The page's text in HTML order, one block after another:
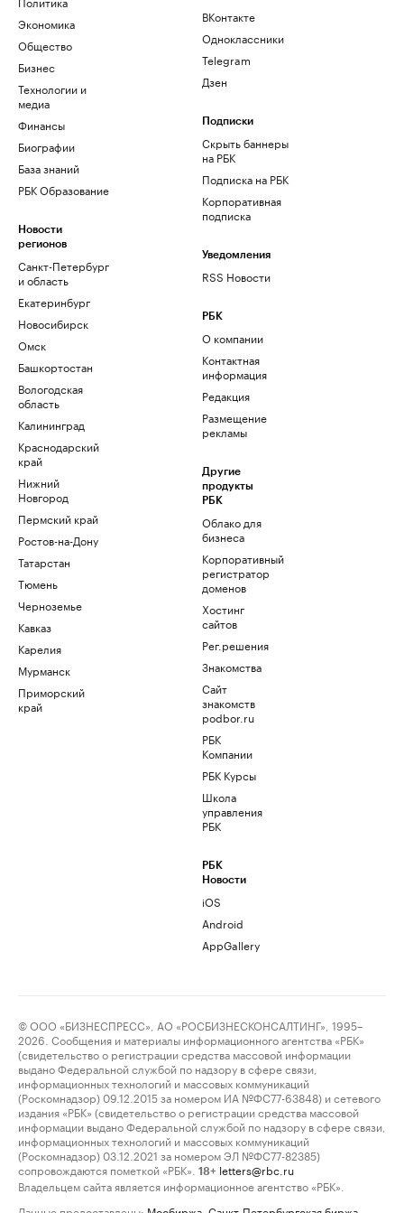
Экономика
Общество
Бизнес
Технологии и
медиа
Финансы
Биографии
База знаний
РБК Образование
Новости
регионов
Санкт-Петербург
и область
Екатеринбург
Новосибирск
Омск
Башкортостан
Вологодская
область
Калининград
Краснодарский
край
Нижний
Новгород
Пермский край
Ростов-на-Дону
Татарстан
Тюмень
Черноземье
Кавказ
Карелия
Мурманск
Приморский
край
ВКонтакте
Одноклассники
Telegram
Дзен
Подписки
Скрыть баннеры
на РБК
Подписка на РБК
Корпоративная
подписка
Уведомления
RSS Новости
РБК
О компании
Контактная
информация
Редакция
Размещение
рекламы
Другие
продукты
РБК
Облако для
бизнеса
Корпоративный
регистратор
доменов
Хостинг
сайтов
Рег.решения
Знакомства
Сайт
знакомств
podbor.ru
РБК
Компании
РБК Курсы
Школа
управления
РБК
РБК
Новости
iOS
Android
AppGallery
© ООО «БИЗНЕСПРЕСС», АО «РОСБИЗНЕСКОНСАЛТИНГ», 1995–
2026. Сообщения и материалы информационного агентства «РБК»
(свидетельство о регистрации средства массовой информации
выдано Федеральной службой по надзору в сфере связи,
информационных технологий и массовых коммуникаций
(Роскомнадзор) 09.12.2015 за номером ИА №ФС77-63848) и сетевого
издания «РБК» (свидетельство о регистрации средства массовой
информации выдано Федеральной службой по надзору в сфере связи,
информационных технологий и массовых коммуникаций
(Роскомнадзор) 03.12.2021 за номером ЭЛ №ФС77-82385)
сопровождаются пометкой «РБК».
18+ letters@rbc.ru
Владельцем сайта является информационное агентство «РБК».